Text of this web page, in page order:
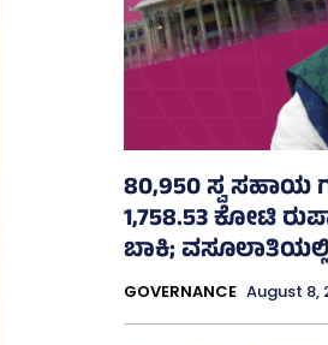
80,950 ಸ್ವ ಸಹಾಯ
1,758.53 ಕೋಟಿ
ಬಾಕಿ;
GOVERNANCE August 8,